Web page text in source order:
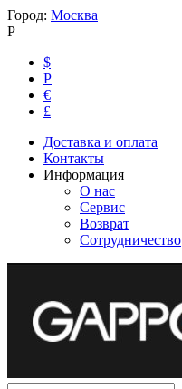
Город: Москва
Р
$
Р
€
£
Доставка и оплата
Контакты
Информация
О нас
Сервис
Возврат
Сотрудничество